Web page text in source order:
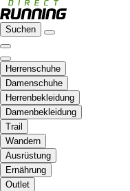
Suchen
Herrenschuhe
Damenschuhe
Herrenbekleidung
Damenbekleidung
Trail
Wandern
Ausrüstung
Ernährung
Outlet